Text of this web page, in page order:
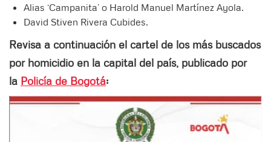
Alias ‘Campanita’ o Harold Manuel Martínez Ayola.
David Stiven Rivera Cubides.
Revisa a continuación el cartel de los más buscados
por homicidio en la capital del país, publicado por
la Policía de Bogotá: